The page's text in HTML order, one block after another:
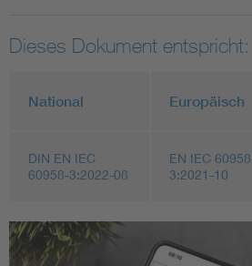
Dieses Dokument entspricht:
National Europäisch
DIN EN IEC
60958-3:2022-08
EN IEC
3:2021-10